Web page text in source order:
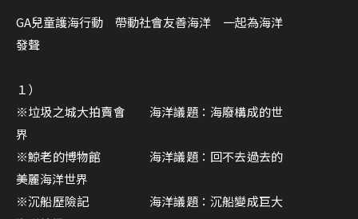
GA兒童護海行動 帶動社會友善海洋 一起為海洋
發聲
１）
※垃圾之城大拍賣會 海洋議題：海廢構成的世
界
※鯨老的博物館 海洋議題：回不去過去的
美麗海洋世界
※沉船歷險記 海洋議題：沉船變成巨大